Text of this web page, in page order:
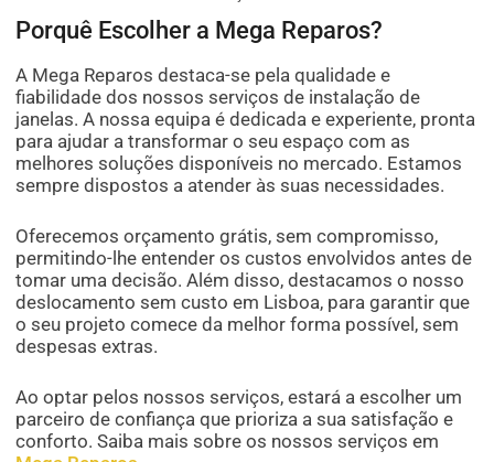
Porquê Escolher a Mega Reparos?
A Mega Reparos destaca-se pela qualidade e
fiabilidade dos nossos serviços de instalação de
janelas. A nossa equipa é dedicada e experiente, pronta
para ajudar a transformar o seu espaço com as
melhores soluções disponíveis no mercado. Estamos
sempre dispostos a atender às suas necessidades.
Oferecemos orçamento grátis, sem compromisso,
permitindo-lhe entender os custos envolvidos antes de
tomar uma decisão. Além disso, destacamos o nosso
deslocamento sem custo em Lisboa, para garantir que
o seu projeto comece da melhor forma possível, sem
despesas extras.
Ao optar pelos nossos serviços, estará a escolher um
parceiro de confiança que prioriza a sua satisfação e
conforto. Saiba mais sobre os nossos serviços em